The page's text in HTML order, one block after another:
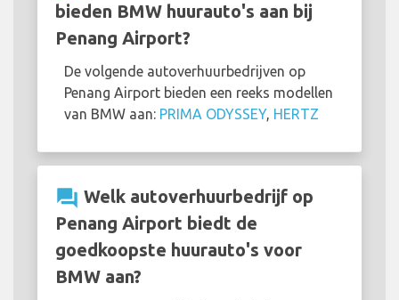
bieden BMW huurauto's aan bij
Penang Airport?
De volgende autoverhuurbedrijven op
Penang Airport bieden een reeks modellen
van BMW aan: PRIMA ODYSSEY, HERTZ
question_answer Welk autoverhuurbedrijf op
Penang Airport biedt de
goedkoopste huurauto's voor
BMW aan?